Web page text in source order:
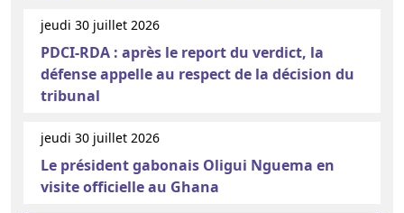
jeudi 30 juillet 2026
PDCI-RDA : après le report du verdict, la
défense appelle au respect de la décision du
tribunal
jeudi 30 juillet 2026
Le président gabonais Oligui Nguema en
visite officielle au Ghana